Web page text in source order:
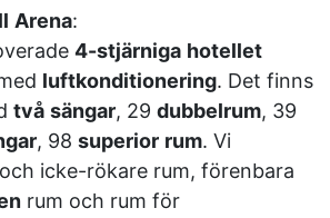
Arena:
4-stjärniga hotellet
luftkonditionering. Det finns
två sängar, 29 dubbelrum, 39
, 98 superior rum. Vi
icke-rökare rum, förenbara
rum och rum för